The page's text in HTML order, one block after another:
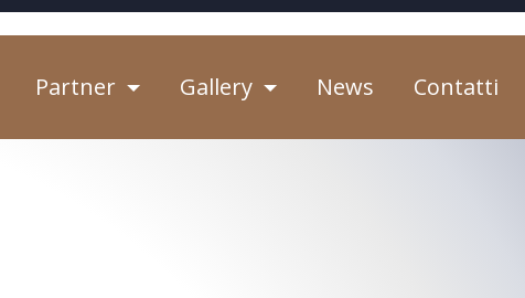
Partner Gallery News Contatti